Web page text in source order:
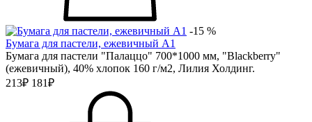
-15 %
Бумага для пастели, ежевичный А1
Бумага для пастели "Палаццо" 700*1000 мм, "Blackberry"
(ежевичный), 40% хлопок 160 г/м2, Лилия Холдинг.
213₽ 181₽